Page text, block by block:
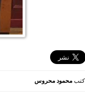
كتب محمود محروس